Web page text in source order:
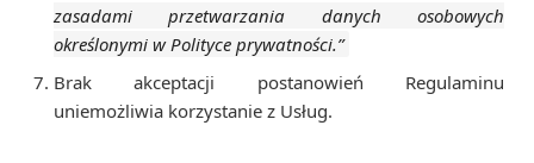
zasadami przetwarzania danych osobowych
określonymi w Polityce prywatności.”
Brak akceptacji postanowień Regulaminu
uniemożliwia korzystanie z Usług.